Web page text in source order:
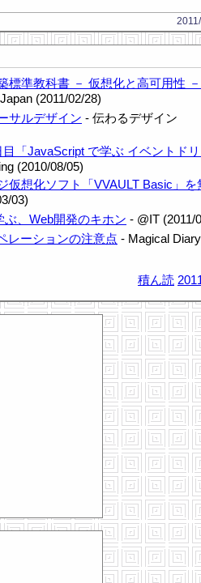
標準教科書 － 仮想化と高可用性 －
(2011/02/28)
サルデザイン - 伝わるデザイン
「JavaScript で学ぶ イベントド
(2010/08/05)
仮想化ソフト「VVAULT Basic」を
03)
ぶ、Web開発のキホン - @IT (2011/
レーションの注意点 - Magical Diary
積ん読